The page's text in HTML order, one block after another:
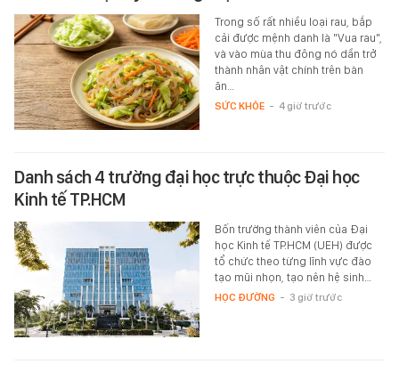
Trong số rất nhiều loại rau, bắp
cải được mệnh danh là "Vua rau",
và vào mùa thu đông nó dần trở
thành nhân vật chính trên bàn
ăn…
SỨC KHỎE - 4 giờ trước
Danh sách 4 trường đại học trực thuộc Đại học
Kinh tế TP.HCM
Bốn trường thành viên của Đại
học Kinh tế TP.HCM (UEH) được
tổ chức theo từng lĩnh vực đào
tạo mũi nhọn, tạo nên hệ sinh…
HỌC ĐƯỜNG - 3 giờ trước